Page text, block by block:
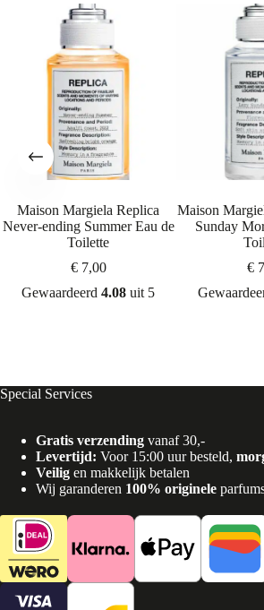
Maison Margiela Replica
Never-ending Summer Eau de
Toilette
€7,00
Gewaardeerd4.08 uit 5
Maison
Sunday
€
Special Services
Gratis verzending vanaf 30,-
Levertijd: Voor 15:00 uur besteld,
Veilig en makkelijk betalen
Wij garanderen 100% originele